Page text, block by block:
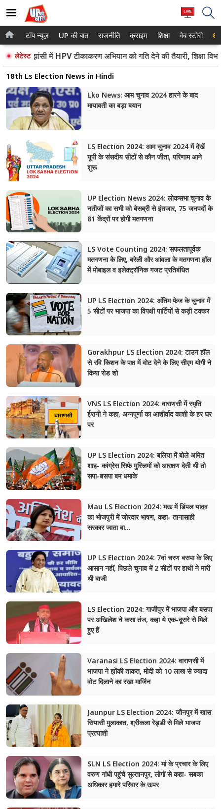
होम
टॉप न्यूज़
UP की बात
राजनीति
क्राइम
शिक्षा
वेब स्टोरी
टॉप न्यूज़ UP की बात राजनीति क्राइम शिक्षा वेब स्टोरी
लेटेस्टझांसी में HPV टीकाकरण अभियान को गति देने की तैयारी, शिक्षा विभाग
18th Ls Election News in Hindi
Lko News: आम चुनाव 2024 हारने के बाद
मायावती का बड़ा बयान
LS Election 2024: आम चुनाव 2024 में देखें
यूपी के संसदीय सीटों से कौन जीता, परिणाम आने
शुरू
UP Election News 2024: लोकसभा चुनाव के
नतीजों का सभी को बेसब्री से इंतजार, 75 जनपदों के
81 केंद्रों पर होगी मतगणना
LS Vote Counting 2024: सफलतापूर्वक
मतगणना के लिए, बरेली और आंवला के मतगणना हॉल
में मोबाइल व इलेक्ट्रॉनिक गजट प्रतिबंधित
UP LS Election 2024: अंतिम फेज के चुनाव में
5 सीटों पर भाजपा का विपक्षी पार्टियों से कड़ी टक्कर
Gorakhpur LS Election 2024: टाउन हॉल
से रवि किशन के पक्ष में वोट देने के लिए सीएम योगी ने
किया रोड शो
VNS LS Election 2024: वाराणसी में स्मृति
ईरानी ने कहा, अन्नपूर्णा का आशीर्वाद काशी के हर घर
पर
UP LS Election 2024: बलिया में बोले अमित
शाह- कांग्रेस सिर्फ मुस्लिमों को आरक्षण देती थी तो
सपा-बसपा बम धमाके
Mau LS Election 2024: मऊ में डिंपल यादव
का भोजपुरी में जोरदार भाषण, कहा- तानासाही
सरकार जाता बा…
UP LS Election 2024: 7वां चरण बसपा के लिए
आसान नहीं, पिछले चुनाव में 2 सीटों पर हाथी ने मारी
थी बाजी
LS Election 2024: गाजीपुर में भाजपा और बसपा
पर अखिलेश ने कसा तंज, कहा ये एक-दूसरे से मिले
हुए हैं
Varanasi LS Election 2024: वाराणसी में
भाजपा ने झोंकी ताकत, मोदी को 10 लाख से ज्यादा
वोट दिलाने का रखा मार्जिन
Jaunpur LS Election 2024: जौनपुर में खास
सियासी मुलाकात, श्रीकला रेड्डी से मिले भाजपा
प्रत्याशी
SLN LS Election 2024: मां के प्रचार के लिए
वरुण गांधी पहुंचे सुल्तानपुर, लोगों से कहा- सबका
अधिकार हमारे परिवार के ऊपर
गाजियाबाद
लखनऊ
कानपुर
वाराणसी
आगरा
अयोध्या
अलीगढ़
मथुरा
मुरादाबाद
गोरखपुर
प्रयागराज
रामपुर